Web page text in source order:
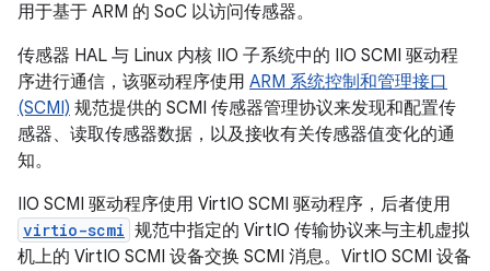
用于基于 ARM 的 SoC 以访问传感器。
传感器 HAL 与 Linux 内核 IIO 子系统中的 IIO SCMI 驱动程
序进行通信，该驱动程序使用 ARM 系统控制和管理接口
(SCMI) 规范提供的 SCMI 传感器管理协议来发现和配置传
感器、读取传感器数据，以及接收有关传感器值变化的通
知。
IIO SCMI 驱动程序使用 VirtIO SCMI 驱动程序，后者使用
virtio-scmi 规范中指定的 VirtIO 传输协议来与主机虚拟
机上的 VirtIO SCMI 设备交换 SCMI 消息。VirtIO SCMI 设备